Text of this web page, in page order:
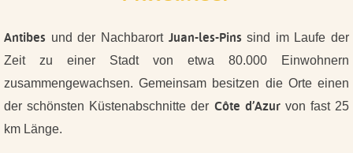
Antibes und der Nachbarort Juan-les-Pins sind im Laufe der
Zeit zu einer Stadt von etwa 80.000 Einwohnern
zusammengewachsen. Gemeinsam besitzen die Orte einen
der schönsten Küstenabschnitte der Côte d’Azurvon fast 25
km Länge.